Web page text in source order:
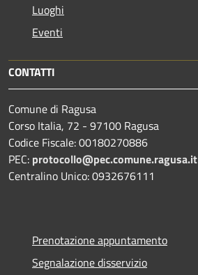
Luoghi
Eventi
CONTATTI
Comune di Ragusa
Corso Italia, 72 - 97100 Ragusa
Codice Fiscale: 00180270886
PEC: protocollo@pec.comune.ragusa.it
Centralino Unico: 0932676111
Prenotazione appuntamento
Segnalazione disservizio